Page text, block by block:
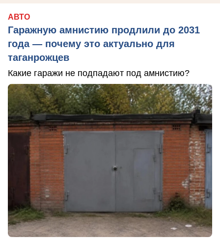
АВТО
Гаражную амнистию продлили до 2031
года — почему это актуально для
таганрожцев
Какие гаражи не подпадают под амнистию?